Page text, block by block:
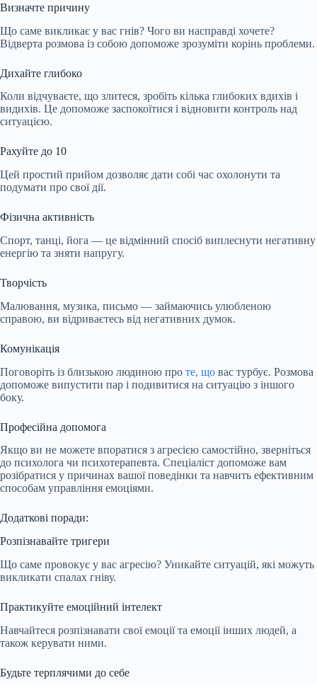
Визначте причину
Що саме викликає у вас гнів? Чого ви насправді хочете?
Відверта розмова із собою допоможе зрозуміти корінь проблеми.
Дихайте глибоко
Коли відчуваєте, що злитеся, зробіть кілька глибоких вдихів і
видихів. Це допоможе заспокоїтися і відновити контроль над
ситуацією.
Рахуйте до 10
Цей простий прийом дозволяє дати собі час охолонути та
подумати про свої дії.
Фізична активність
Спорт, танці, йога — це відмінний спосіб виплеснути негативну
енергію та зняти напругу.
Творчість
Малювання, музика, письмо — займаючись улюбленою
справою, ви відриваєтесь від негативних думок.
Комунікація
Поговоріть із близькою людиною про те, що вас турбує. Розмова
допоможе випустити пар і подивитися на ситуацію з іншого
боку.
Професійна допомога
Якщо ви не можете впоратися з агресією самостійно, зверніться
до психолога чи психотерапевта. Спеціаліст допоможе вам
розібратися у причинах вашої поведінки та навчить ефективним
способам управління емоціями.
Додаткові поради:
Розпізнавайте тригери
Що саме провокує у вас агресію? Уникайте ситуацій, які можуть
викликати спалах гніву.
Практикуйте емоційний інтелект
Навчайтеся розпізнавати свої емоції та емоції інших людей, а
також керувати ними.
Будьте терплячими до себе